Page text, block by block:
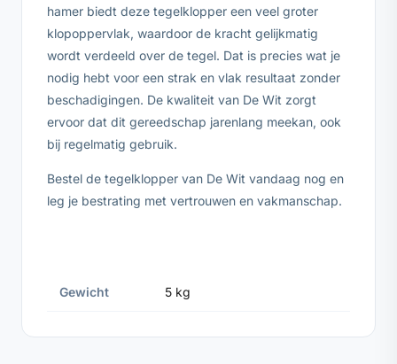
hamer biedt deze tegelklopper een veel groter
klopoppervlak, waardoor de kracht gelijkmatig
wordt verdeeld over de tegel. Dat is precies wat je
nodig hebt voor een strak en vlak resultaat zonder
beschadigingen. De kwaliteit van De Wit zorgt
ervoor dat dit gereedschap jarenlang meekan, ook
bij regelmatig gebruik.
Bestel de tegelklopper van De Wit vandaag nog en
leg je bestrating met vertrouwen en vakmanschap.
Gewicht 5 kg